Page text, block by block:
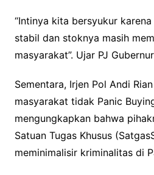
“Intinya kita bersyukur
stabil dan stoknya masih
masyarakat”. Ujar PJ
Sementara, Irjen Pol Andi
masyarakat tidak Panic
mengungkapkan bahwa
Satuan Tugas Khusus
meminimalisir kriminalitas di